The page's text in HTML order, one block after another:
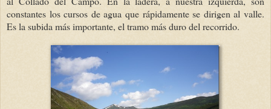
constantes los cursos de agua que rápidamente se dirigen al valle.
Es la subida más importante, el tramo más duro del recorrido.